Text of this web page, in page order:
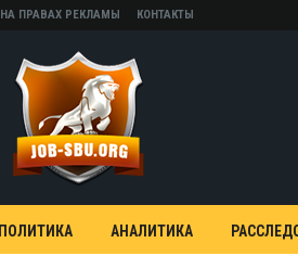
НА ПРАВАХ РЕКЛАМЫ КОНТАКТЫ
ПОЛИТИКА АНАЛИТИКА